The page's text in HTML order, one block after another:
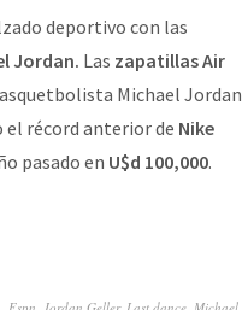
deportivo con las
Jordan. Las zapatillas Air
Michael Jordan
el récord anterior de Nike
pasado en U$d 100,000.